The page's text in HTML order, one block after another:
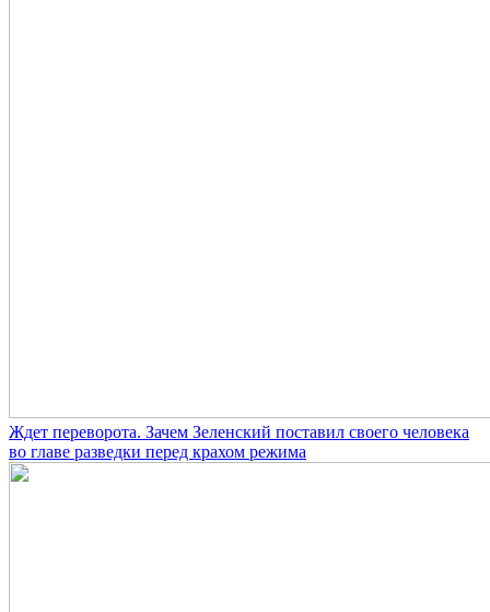
Ждет переворота. Зачем Зеленский поставил своего человека
во главе разведки перед крахом режима